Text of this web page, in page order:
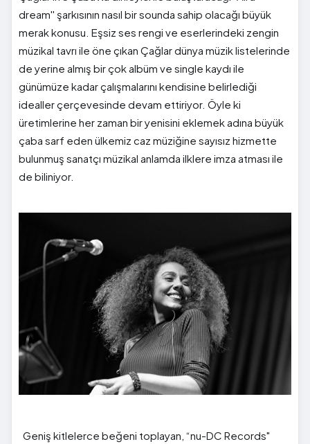
dream'' şarkısının nasıl bir sounda sahip olacağı büyük
merak konusu. Eşsiz ses rengi ve eserlerindeki zengin
müzikal tavrı ile öne çıkan Çağlar dünya müzik listelerinde
de yerine almış bir çok albüm ve single kaydı ile
günümüze kadar çalışmalarını kendisine belirlediği
idealler çerçevesinde devam ettiriyor. Öyle ki
üretimlerine her zaman bir yenisini eklemek adına büyük
çaba sarf eden ülkemiz caz müziğine sayısız hizmette
bulunmuş sanatçı müzikal anlamda ilklere imza atması ile
de biliniyor.
Geniş kitlelerce beğeni toplayan, “nu-DC Records"